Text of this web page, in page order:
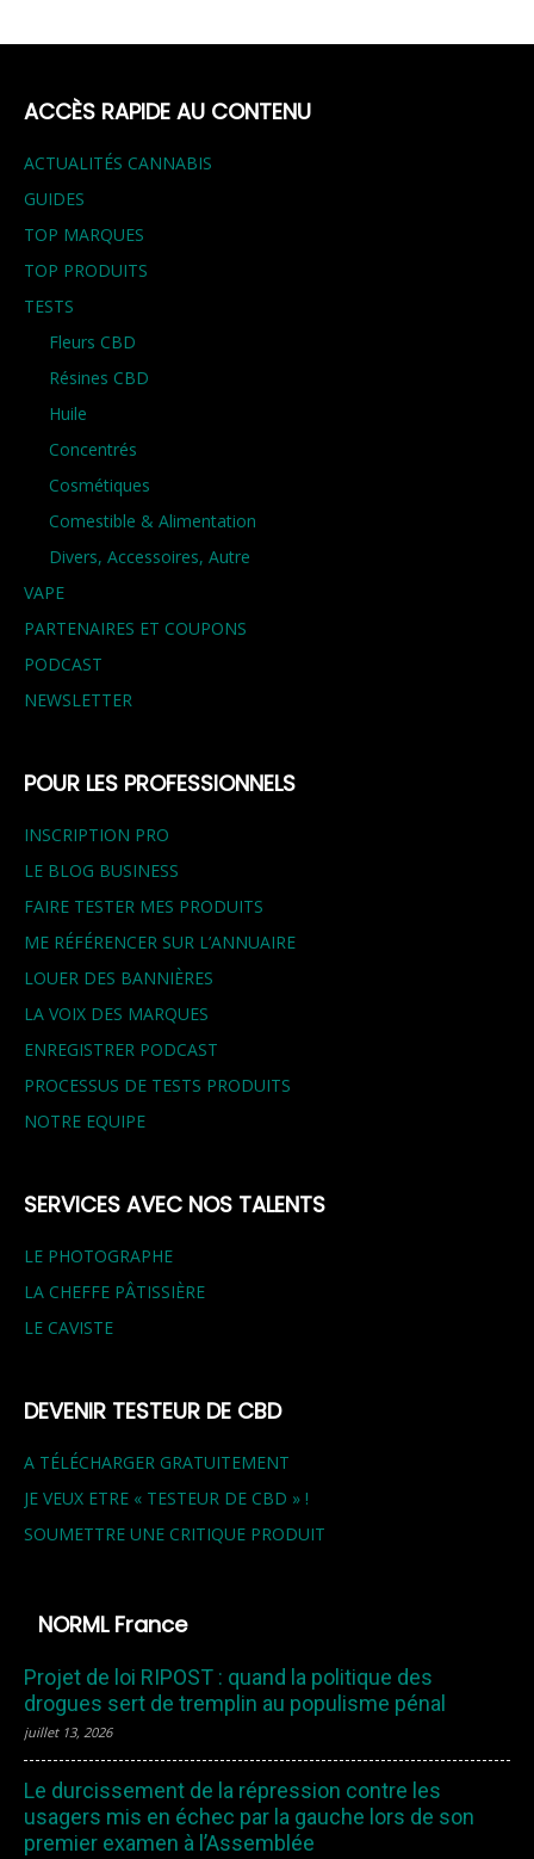
ACCÈS RAPIDE AU CONTENU
ACTUALITÉS CANNABIS
GUIDES
TOP MARQUES
TOP PRODUITS
TESTS
Fleurs CBD
Résines CBD
Huile
Concentrés
Cosmétiques
Comestible & Alimentation
Divers, Accessoires, Autre
VAPE
PARTENAIRES ET COUPONS
PODCAST
NEWSLETTER
POUR LES PROFESSIONNELS
INSCRIPTION PRO
LE BLOG BUSINESS
FAIRE TESTER MES PRODUITS
ME RÉFÉRENCER SUR L’ANNUAIRE
LOUER DES BANNIÈRES
LA VOIX DES MARQUES
ENREGISTRER PODCAST
PROCESSUS DE TESTS PRODUITS
NOTRE EQUIPE
SERVICES AVEC NOS TALENTS
LE PHOTOGRAPHE
LA CHEFFE PÂTISSIÈRE
LE CAVISTE
DEVENIR TESTEUR DE CBD
A TÉLÉCHARGER GRATUITEMENT
JE VEUX ETRE « TESTEUR DE CBD » !
SOUMETTRE UNE CRITIQUE PRODUIT
NORML France
Projet de loi RIPOST : quand la politique des
drogues sert de tremplin au populisme pénal
juillet 13, 2026
Le durcissement de la répression contre les
usagers mis en échec par la gauche lors de son
premier examen à l’Assemblée